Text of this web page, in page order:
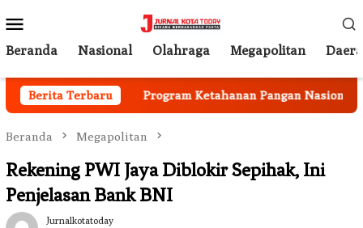
ke
kontenMobile
Beranda Nasional Olahraga Megapolitan
Berita Terbaru
Berjalan Program Ketahanan Pangan Nasional,
Beranda Megapolitan
Rekening PWI Jaya Diblokir Sepihak, Ini
Penjelasan Bank BNI
Jurnalkotatoday